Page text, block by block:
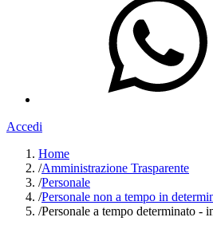
Accedi
Home
/Amministrazione Trasparente
/Personale
/Personale non a tempo in
/Personale a tempo determinato -